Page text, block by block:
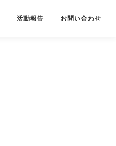
活動報告 お問い合わせ